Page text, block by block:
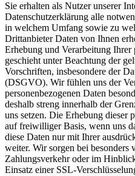
Sie erhalten als Nutzer unserer
Datenschutzerklärung alle
in welchem Umfang sowie zu
Drittanbieter Daten von Ihnen
Erhebung und Verarbeitung Ihrer
geschieht unter Beachtung der
Vorschriften, insbesondere der
(DSGVO). Wir fühlen uns der
personenbezogenen Daten
deshalb streng innerhalb der
uns setzen. Die Erhebung dieser
auf freiwilliger Basis, wenn uns
diese Daten nur mit Ihrer
weiter. Wir sorgen bei besonders
Zahlungsverkehr oder im
Einsatz einer SSL-